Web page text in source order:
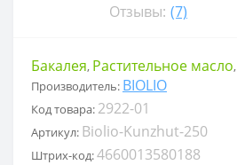
Отзывы: (7)
Бакалея, Растительное масло,
Производитель: BIOLIO
Код товара: 2922-01
Артикул: Biolio-Kunzhut-250
Штрих-код:4660013580188